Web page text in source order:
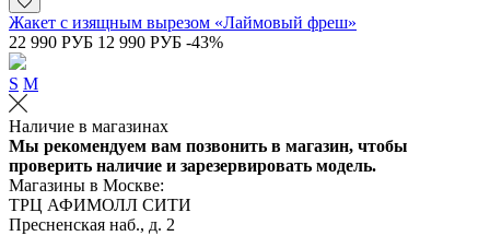
Жакет с изящным вырезом «Лаймовый фреш»
22 990 РУБ 12 990 РУБ -43%
S M
Наличие в магазинах
Мы рекомендуем вам позвонить в магазин, чтобы
проверить наличие и зарезервировать модель.
Магазины в Москве:
ТРЦ АФИМОЛЛ СИТИ
Пресненская наб., д. 2